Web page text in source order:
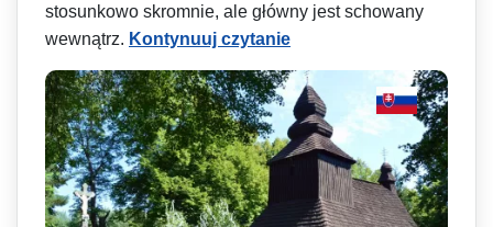
stosunkowo skromnie, ale główny jest schowany
wewnątrz. Kontynuuj czytanie